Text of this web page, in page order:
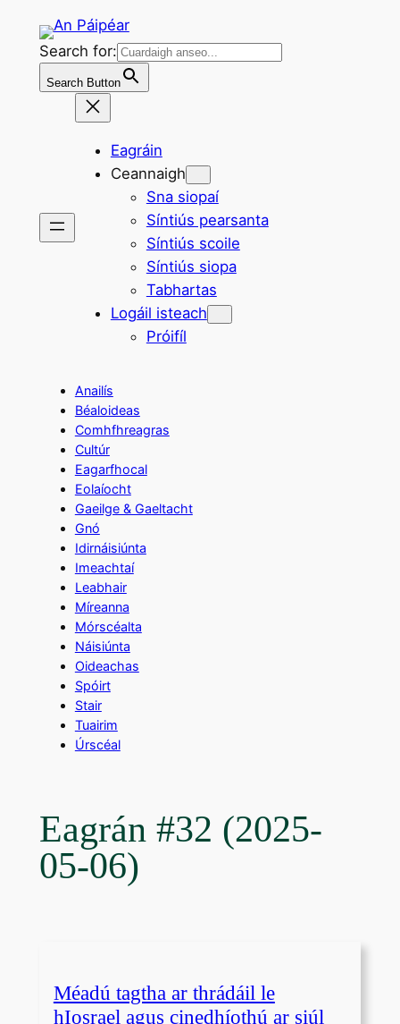
content
Search for:
Search Button
Eagráin
Ceannaigh
Sna siopaí
Síntiús pearsanta
Síntiús scoile
Síntiús siopa
Tabhartas
Logáil isteach
Próifíl
Anailís
Béaloideas
Comhfhreagras
Cultúr
Eagarfhocal
Eolaíocht
Gaeilge & Gaeltacht
Gnó
Idirnáisiúnta
Imeachtaí
Leabhair
Míreanna
Mórscéalta
Náisiúnta
Oideachas
Spóirt
Stair
Tuairim
Úrscéal
Eagrán #32 (2025-
05-06)
Méadú tagtha ar thrádáil le
hIosrael agus cinedhíothú ar siúl